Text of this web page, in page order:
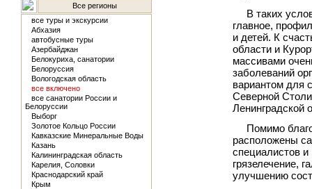
Все регионы
все туры и экскурсии
Абхазия
автобусные туры
Азербайджан
Белокуриха, санатории
Белоруссия
Вологодская область
все включено
все санатории России и
Белоруссии
Выборг
Золотое Кольцо России
Кавказские Минеральные Воды
Казань
Калининградская область
Карелия, Соловки
Краснодарский край
Крым
В таких
главное,
и детей. К
области и
массивами
заболеваний
вариантом для
Северной
Ленинградской
Помимо
расположены
специалистов
грязелечение,
улучшению